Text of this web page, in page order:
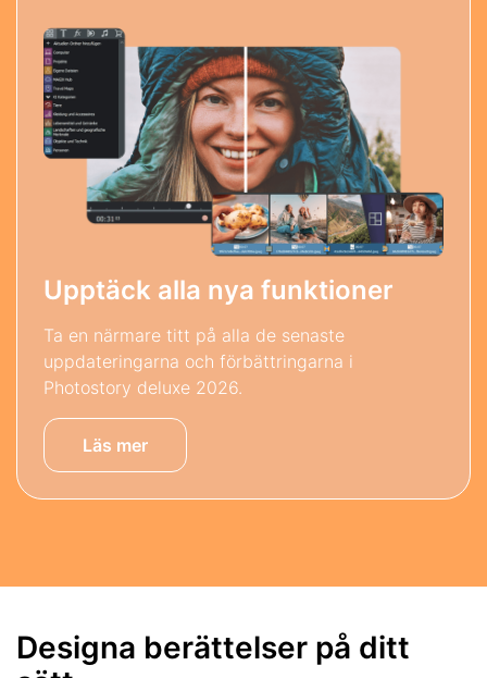
Upptäck alla nya funktioner
Ta en närmare titt på alla de senaste
uppdateringarna och förbättringarna i
Photostory deluxe 2026.
Läs mer
Designa berättelser på ditt